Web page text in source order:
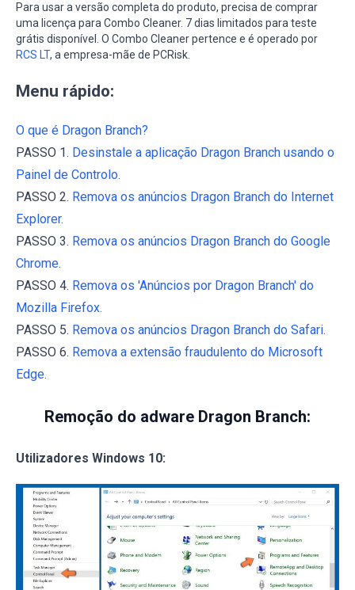
Para usar a versão completa do produto, precisa de comprar
uma licença para Combo Cleaner. 7 dias limitados para teste
grátis disponível. O Combo Cleaner pertence e é operado por
RCS LT, a empresa-mãe de PCRisk.
Menu rápido:
O que é Dragon Branch?
PASSO 1. Desinstale a aplicação Dragon Branch usando o
Painel de Controlo.
PASSO 2. Remova os anúncios Dragon Branch do Internet
Explorer.
PASSO 3. Remova os anúncios Dragon Branch do Google
Chrome.
PASSO 4. Remova os 'Anúncios por Dragon Branch' do
Mozilla Firefox.
PASSO 5. Remova os anúncios Dragon Branch do Safari.
PASSO 6. Remova a extensão fraudulento do Microsoft
Edge.
Remoção do adware Dragon Branch:
Utilizadores Windows 10: